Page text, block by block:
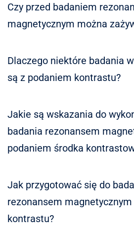
Czy przed badaniem
magnetycznym można
Dlaczego niektóre badania
są z podaniem kontrastu?
Jakie są wskazania do
badania rezonansem
podaniem środka
Jak przygotować się do
rezonansem
kontrastu?